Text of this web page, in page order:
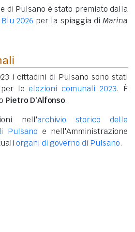
di Pulsano è stato premiato dalla
2026 per la spiaggia diMarina
i cittadini di Pulsano sono stati
per leelezioni comunali 2023. È
Pietro D'Alfonso.
nell'archivio storico delle
Pulsano e nell'Amministrazione
organi di governo di Pulsano.